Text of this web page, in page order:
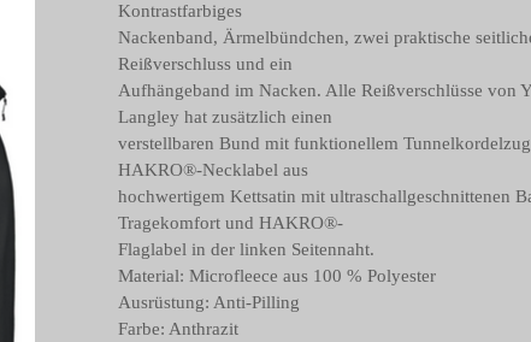
Kontrastfarbiges
Nackenband, Ärmelbündchen, zwei praktische
Reißverschluss und ein
Aufhängeband im Nacken. Alle Reißverschlüsse von
Langley hat zusätzlich einen
verstellbaren Bund mit funktionellem
HAKRO®-Necklabel aus
hochwertigem Kettsatin mit ultraschallgeschnittenen
Tragekomfort und HAKRO®-
Flaglabel in der linken Seitennaht.
Material: Microfleece aus 100 % Polyester
Ausrüstung: Anti-Pilling
Farbe: Anthrazit